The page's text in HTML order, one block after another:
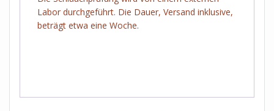
Labor durchgeführt. Die Dauer, Versand inklusive,
beträgt etwa eine Woche.